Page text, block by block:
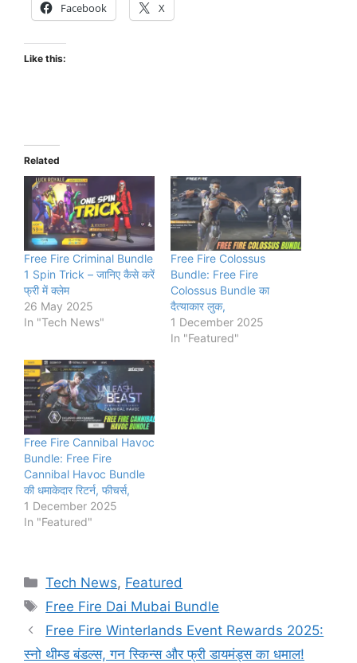
Facebook X
Like this:
Related
Free Fire Criminal Bundle
1 Spin Trick – जानिए कैसे करें
फ्री में क्लेम
26 May 2025
In "Tech News"
Free Fire Colossus
Bundle: Free Fire
Colossus Bundle का
दैत्याकार लुक,
1 December 2025
In "Featured"
Free Fire Cannibal Havoc
Bundle: Free Fire
Cannibal Havoc Bundle
की धमाकेदार रिटर्न, फीचर्स,
1 December 2025
In "Featured"
Categories
Tech News, Featured
Tags
Free Fire Dai Mubai Bundle
Free Fire Winterlands Event Rewards 2025:
स्नो थीम्ड बंडल्स, गन स्किन्स और फ्री डायमंड्स का धमाल!